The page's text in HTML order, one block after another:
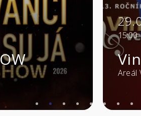
29.08.2026
15:00
Vinohraní
Areál Vinium - Velké